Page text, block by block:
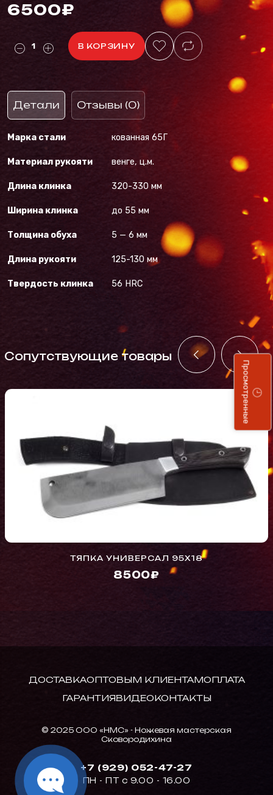
6500₽
В КОРЗИНУ
Детали Отзывы (0)
Марка стали кованная 65Г
Материал рукояти венге, ц.м.
Длина клинка 320-330 мм
Ширина клинка до 55 мм
Толщина обуха 5 — 6 мм
Длина рукояти 125-130 мм
Твердость клинка 56 HRC
Cопутствующие товары
ТЯПКА УНИВЕРСАЛ 95Х18
8500₽
ДОСТАВКАОПТОВЫМ КЛИЕНТАМОПЛАТА
ГАРАНТИЯВИДЕОКОНТАКТЫ
© 2025 ООО «НМС» - Ножевая мастерская
Сковородихина
+7 (929) 052-47-27
ПН - ПТ с 9.00 - 16.00
Просмотренные